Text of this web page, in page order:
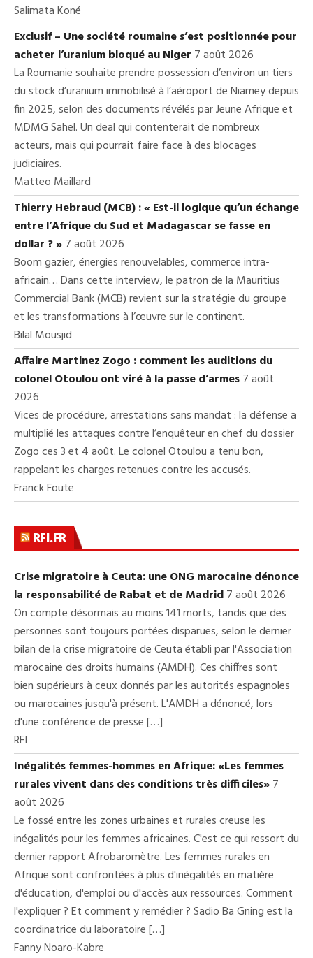
Salimata Koné
Exclusif – Une société roumaine s’est positionnée pour
acheter l’uranium bloqué au Niger 7 août 2026
La Roumanie souhaite prendre possession d’environ un tiers
du stock d’uranium immobilisé à l’aéroport de Niamey depuis
fin 2025, selon des documents révélés par Jeune Afrique et
MDMG Sahel. Un deal qui contenterait de nombreux
acteurs, mais qui pourrait faire face à des blocages
judiciaires.
Matteo Maillard
Thierry Hebraud (MCB) : « Est-il logique qu’un échange
entre l’Afrique du Sud et Madagascar se fasse en
dollar ? »7 août 2026
Boom gazier, énergies renouvelables, commerce intra-
africain… Dans cette interview, le patron de la Mauritius
Commercial Bank (MCB) revient sur la stratégie du groupe
et les transformations à l’œuvre sur le continent.
Bilal Mousjid
Affaire Martinez Zogo : comment les auditions du
colonel Otoulou ont viré à la passe d’armes7 août
2026
Vices de procédure, arrestations sans mandat : la défense a
multiplié les attaques contre l’enquêteur en chef du dossier
Zogo ces 3 et 4 août. Le colonel Otoulou a tenu bon,
rappelant les charges retenues contre les accusés.
Franck Foute
RFI.FR
Crise migratoire à Ceuta: une ONG marocaine dénonce
la responsabilité de Rabat et de Madrid7 août 2026
On compte désormais au moins 141 morts, tandis que des
personnes sont toujours portées disparues, selon le dernier
bilan de la crise migratoire de Ceuta établi par l'Association
marocaine des droits humains (AMDH). Ces chiffres sont
bien supérieurs à ceux donnés par les autorités espagnoles
ou marocaines jusqu'à présent. L'AMDH a dénoncé, lors
d'une conférence de presse […]
RFI
Inégalités femmes-hommes en Afrique: «Les femmes
rurales vivent dans des conditions très difficiles»7
août 2026
Le fossé entre les zones urbaines et rurales creuse les
inégalités pour les femmes africaines. C'est ce qui ressort du
dernier rapport Afrobaromètre. Les femmes rurales en
Afrique sont confrontées à plus d'inégalités en matière
d'éducation, d'emploi ou d'accès aux ressources. Comment
l'expliquer ? Et comment y remédier ? Sadio Ba Gning est la
coordinatrice du laboratoire […]
Fanny Noaro-Kabre